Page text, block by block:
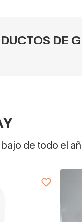
DE
de todo el